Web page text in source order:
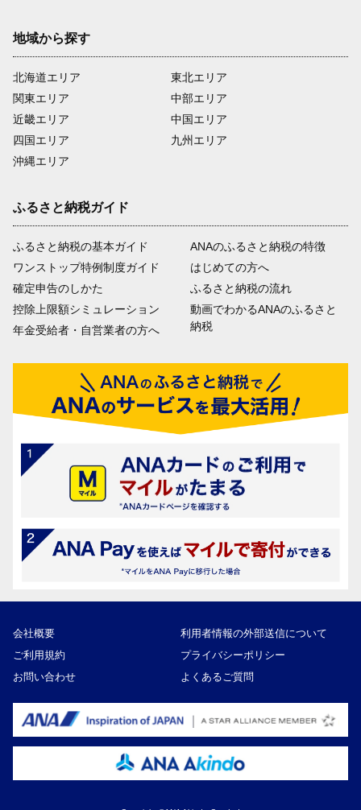
地域から探す
北海道エリア
関東エリア
近畿エリア
四国エリア
沖縄エリア
東北エリア
中部エリア
中国エリア
九州エリア
ふるさと納税ガイド
ふるさと納税の基本ガイド
ワンストップ特例制度ガイド
確定申告のしかた
控除上限額シミュレーション
年金受給者・自営業者の方へ
ANAのふるさと納税の特徴
はじめての方へ
ふるさと納税の流れ
動画でわかるANAのふるさと
納税
会社概要
利用者情報の外部送信について
ご利用規約
プライバシーポリシー
お問い合わせ
よくあるご質問